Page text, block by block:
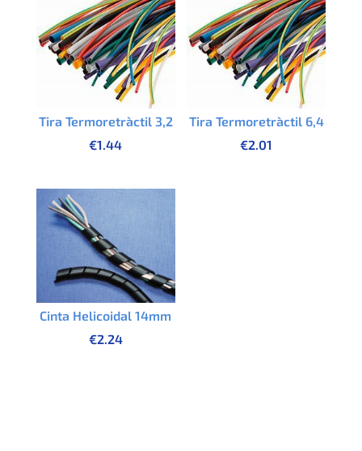
Tira Termoretràctil 3,2
€1.44
Tira Termoretràctil 6,4
€2.01
Cinta Helicoidal 14mm
€2.24